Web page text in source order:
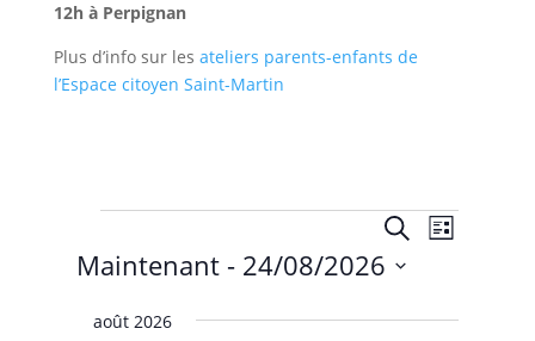
12h à Perpignan
Plus d’info sur les ateliers parents-enfants de
l’Espace citoyen Saint-Martin
Évènements Recherche
et
navigation
de
Recherche
de
Liste
Maintenant - 24/08/2026
une
août 2026